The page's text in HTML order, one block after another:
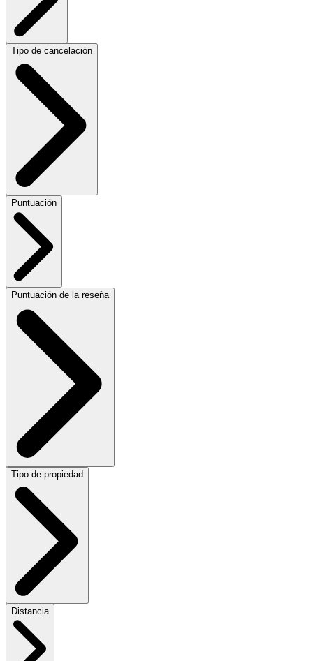
Tipo de cancelación
Puntuación
Puntuación de la reseña
Tipo de propiedad
Distancia